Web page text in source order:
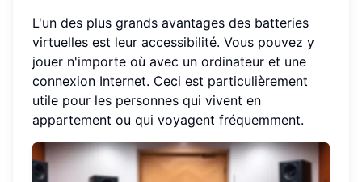
L'un des plus grands avantages des batteries
virtuelles est leur accessibilité. Vous pouvez y
jouer n'importe où avec un ordinateur et une
connexion Internet. Ceci est particulièrement
utile pour les personnes qui vivent en
appartement ou qui voyagent fréquemment.